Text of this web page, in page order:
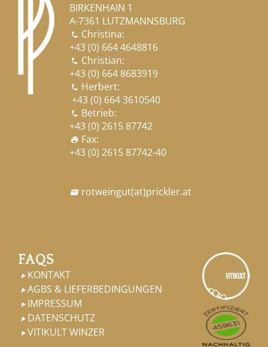
BIRKENHAIN 1
A-7361 LUTZMANNSBURG
 Christina:
+43 (0) 664 4648816
 Christian:
+43 (0) 664 8683919
 Herbert:
+43 (0) 664 3610540
 Betrieb:
+43 (0) 2615 87742
print Fax:
+43 (0) 2615 87742-40
 rotweingut(at)prickler.at
FAQS
 KONTAKT
 AGBS & LIEFERBEDINGUNGEN
 IMPRESSUM
 DATENSCHUTZ
 VITIKULT WINZER